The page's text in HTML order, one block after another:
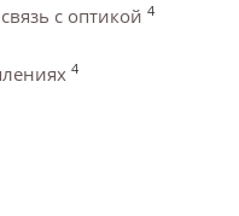
с оптикой 4
4